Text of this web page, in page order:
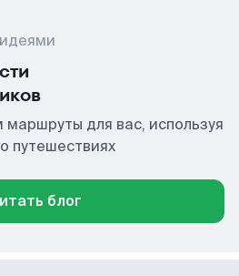
для вас, используя
путешествиях
блог